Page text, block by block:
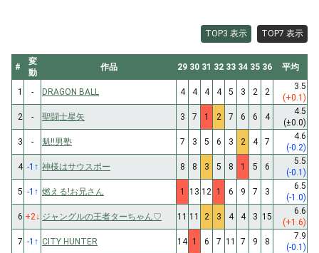
TOP3 表示 TOP7 表示
#
変
動
作品 29 30 31 32 33 34 35 36 平均
1 - DRAGON BALL 4 4 4 4 5 3 2 2
3.5
(+0.1)
2
- 聖闘士星矢 3 7 1 2 7 6 6 4
4.5
(±0.0)
3
- 魁!!男塾 7 3 5 6 3 2 4 7
4.6
(-0.2)
4 -1 ↑ 神様はサウスポー 8 8 3 5 8 1 5 6
5.5
(-0.1)
5 -1 ↑ 燃える!お兄さん 1 13 12 1 6 9 7 3
6.5
(-1.0)
6 +2↓ ジャングルの王者ターちゃん♡ 11 11 2 3 4 4 3 15
6.6
(+1.6)
7 -1 ↑ CITY HUNTER 14 1 6 7 11 7 9 8
7.9
(-0.1)